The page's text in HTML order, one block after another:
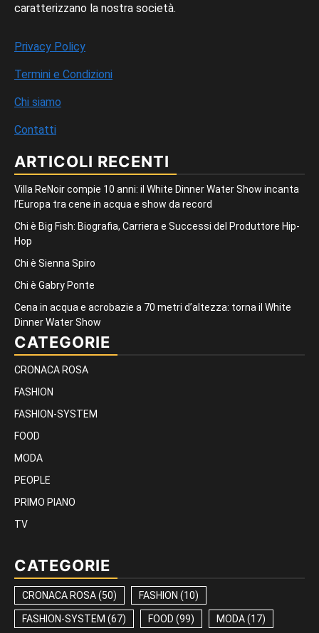
caratterizzano la nostra società.
Privacy Policy
Termini e Condizioni
Chi siamo
Contatti
ARTICOLI RECENTI
Villa ReNoir compie 10 anni: il White Dinner Water Show incanta
l’Europa tra cene in acqua e show da record
Chi è Big Fish: Biografia, Carriera e Successi del Produttore Hip-
Hop
Chi è Sienna Spiro
Chi è Gabry Ponte
Cena in acqua e acrobazie a 70 metri d’altezza: torna il White
Dinner Water Show
CATEGORIE
CRONACA ROSA
FASHION
FASHION-SYSTEM
FOOD
MODA
PEOPLE
PRIMO PIANO
TV
CATEGORIE
CRONACA ROSA(50) FASHION (10)
FASHION-SYSTEM (67) FOOD (99) MODA(17)